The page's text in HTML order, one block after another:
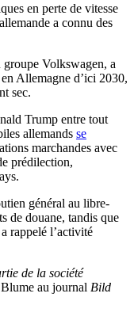
en perte de vitesse
a connu des
Volkswagen, a
Allemagne d’ici 2030,
sec.
Trump entre tout
allemands se
marchandes avec
prédilection,
général au libre-
de douane, tandis que
rappelé l’activité
de la société
au journal Bild